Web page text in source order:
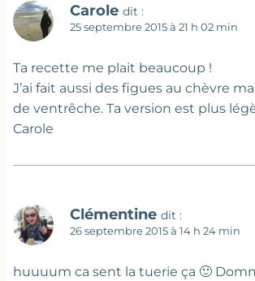
Carole dit :
25 septembre 2015 à 21 h 02 min
Ta recette me plait beaucoup !
J’ai fait aussi des figues au chèvre
de ventrêche. Ta version est plus
Carole
Clémentine dit :
26 septembre 2015 à 14 h 24 min
huuuum ca sent la tuerie ça 🙂